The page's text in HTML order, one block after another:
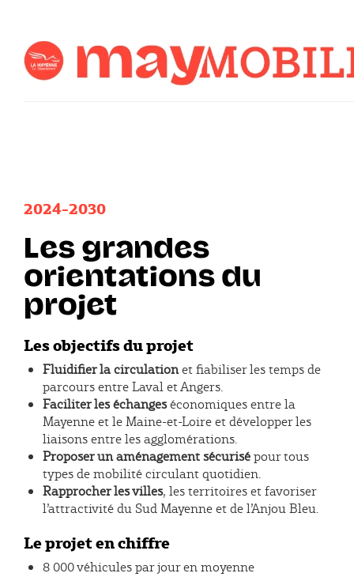
2024-2030
Les grandes
orientations du
projet
Les objectifs du projet
Fluidifier la circulationet fiabiliser les temps de
parcours entre Laval et Angers.
Faciliter les échangeséconomiques entre la
Mayenne et le Maine-et-Loire et développer les
liaisons entre les agglomérations.
Proposer un aménagement sécurisépour tous
types de mobilité circulant quotidien.
Rapprocher les villes, les territoires et favoriser
l’attractivité du Sud Mayenne et de l’Anjou Bleu.
Le projet en chiffre
8 000 véhicules par jour en moyenne